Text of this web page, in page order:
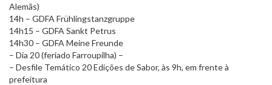
Alemãs)
14h – GDFA Frühlingstanzgruppe
14h15 – GDFA Sankt Petrus
14h30 – GDFA Meine Freunde
– Dia 20 (feriado Farroupilha) –
– Desfile Temático 20 Edições de Sabor, às 9h, em frente à
prefeitura